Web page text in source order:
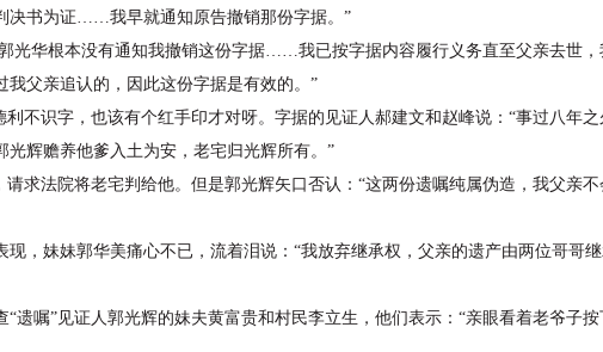
决书为证……我早就通知原告撤销那份字据。”
华根本没有通知我撤销这份字据……我已按字据内容履行义务直至父亲去世，
父亲追认的，因此这份字据是有效的。”
识字，也该有个红手印才对呀。字据的见证人郝建文和赵峰说：“事过八年
辉赡养他爹入土为安，老宅归光辉所有。”
法院将老宅判给他。但是郭光辉矢口否认：“这两份遗嘱纯属伪造，我父亲
妹妹郭华美痛心不已，流着泪说：“我放弃继承权，父亲的遗产由两位哥哥继
嘱”见证人郭光辉的妹夫黄富贵和村民李立生，他们表示：“亲眼看着老爷子